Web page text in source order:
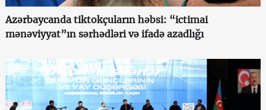
Azərbaycanda tiktokçuların həbsi: “ictimai
mənəviyyat”ın sərhədləri və ifadə azadlığı